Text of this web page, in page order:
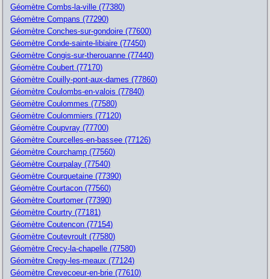
Géomètre Combs-la-ville (77380)
Géomètre Compans (77290)
Géomètre Conches-sur-gondoire (77600)
Géomètre Conde-sainte-libiaire (77450)
Géomètre Congis-sur-therouanne (77440)
Géomètre Coubert (77170)
Géomètre Couilly-pont-aux-dames (77860)
Géomètre Coulombs-en-valois (77840)
Géomètre Coulommes (77580)
Géomètre Coulommiers (77120)
Géomètre Coupvray (77700)
Géomètre Courcelles-en-bassee (77126)
Géomètre Courchamp (77560)
Géomètre Courpalay (77540)
Géomètre Courquetaine (77390)
Géomètre Courtacon (77560)
Géomètre Courtomer (77390)
Géomètre Courtry (77181)
Géomètre Coutencon (77154)
Géomètre Coutevroult (77580)
Géomètre Crecy-la-chapelle (77580)
Géomètre Cregy-les-meaux (77124)
Géomètre Crevecoeur-en-brie (77610)